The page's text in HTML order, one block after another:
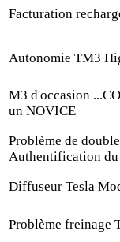
Facturation
Autonomie TM3
M3 d'occasion
un NOVICE
Problème de double
Authentification du
Diffuseur Tesla
Problème freinage